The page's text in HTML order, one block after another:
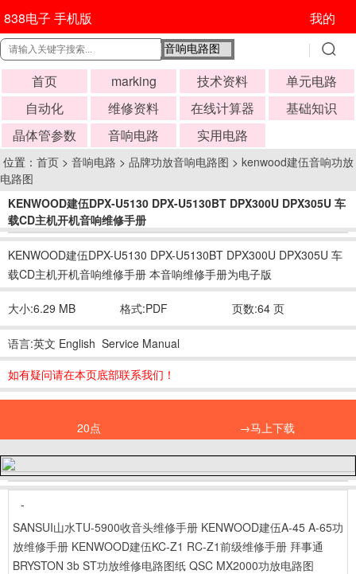
838电子 手机版 我的
首页 marking 技术资料
单元电路
自动化
维修资料 在线计算器
基础知识
晶体管参数
音响电路 实用电路
位置： 首页 > 音响电路 > 品牌功放音响电路图 > kenwood建伍音响功放
电路图
KENWOOD建伍DPX-U5130 DPX-U5130BT DPX300U DPX305U 车
载CD主机开机音响维修手册
时间:2022-05-06 08:22:25
KENWOOD建伍DPX-U5130 DPX-U5130BT DPX300U DPX305U 车
载CD主机开机音响维修手册 本音响维修手册为电子版
大小:6.29 MB 格式:PDF 页数:64 页
语言:英文 English Service Manual
如有疑问请在本页底部联系我们！
20点 →马上下载
-
SANSUI山水TU-5900收音头维修手册 KENWOOD建伍A-45 A-65功
放维修手册 KENWOOD建伍KC-Z1 RC-Z1前级维修手册 拜事通
BRYSTON 3b ST功放维修电路图纸 QSC MX2000功放电路图